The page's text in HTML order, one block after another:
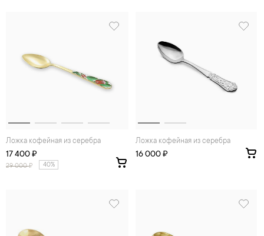
Ложка кофейная из серебра
17 400 ₽
29 000₽ 40%
Ложка кофейная из серебра
16 000 ₽